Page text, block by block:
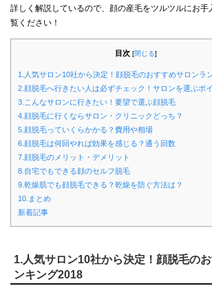
詳しく解説しているので、顔の産毛をツルツルにお手
覧ください！
目次 [閉じる]
1.人気サロン10社から決定！顔脱毛のおすすめサロンラ
2.顔脱毛へ行きたい人は必ずチェック！サロンを選ぶポ
3.こんなサロンに行きたい！要望で選ぶ顔脱毛
4.顔脱毛に行くならサロン・クリニックどっち？
5.顔脱毛っていくらかかる？費用や相場
6.顔脱毛は何回やれば効果を感じる？通う回数
7.顔脱毛のメリット・デメリット
8.自宅でもできる顔のセルフ脱毛
9.乾燥肌でも顔脱毛できる？乾燥を防ぐ方法は？
10.まとめ
新着記事
1.人気サロン10社から決定！顔脱毛の
ンキング2018